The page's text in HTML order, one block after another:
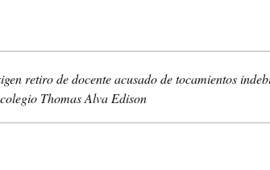
retiro de docente acusado de tocamientos
Thomas Alva Edison